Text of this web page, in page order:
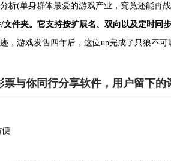
用
(单身群体最爱的游戏产业，究竟还能再
件夹。它支持按扩展名、双向以及定时同
游戏发售四年后，这位up完成了只狼不可
票与你同行分享软件，用户留下的